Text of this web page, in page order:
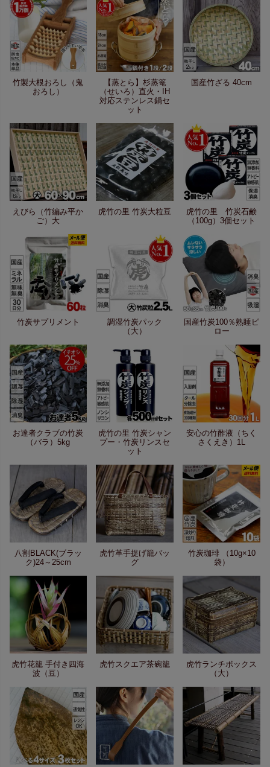
竹製大根おろし（鬼
おろし）
【蒸とら】杉蒸篭
（せいろ）直火・IH
対応ステンレス鍋セ
ット
国産竹ざる 40cm
えびら（竹編み平か
ご）大
虎竹の里 竹炭大粒豆
虎竹の里 竹炭石鹸
（100g）3個セット
竹炭サプリメント
調湿竹炭パック
（大）
国産竹炭100％熟睡ピ
ロー
お達者クラブの竹炭
（バラ）5kg
虎竹の里 竹炭シャン
プー・竹炭リンスセ
ット
安心の竹酢液（ちく
さくえき）1L
八割BLACK(ブラッ
ク)24～25cm
虎竹革手提げ籠バッ
グ
竹炭珈琲 （10g×10
袋）
虎竹花籠 手付き四海
波（豆）
虎竹スクエア茶碗籠
虎竹ランチボックス
（大）